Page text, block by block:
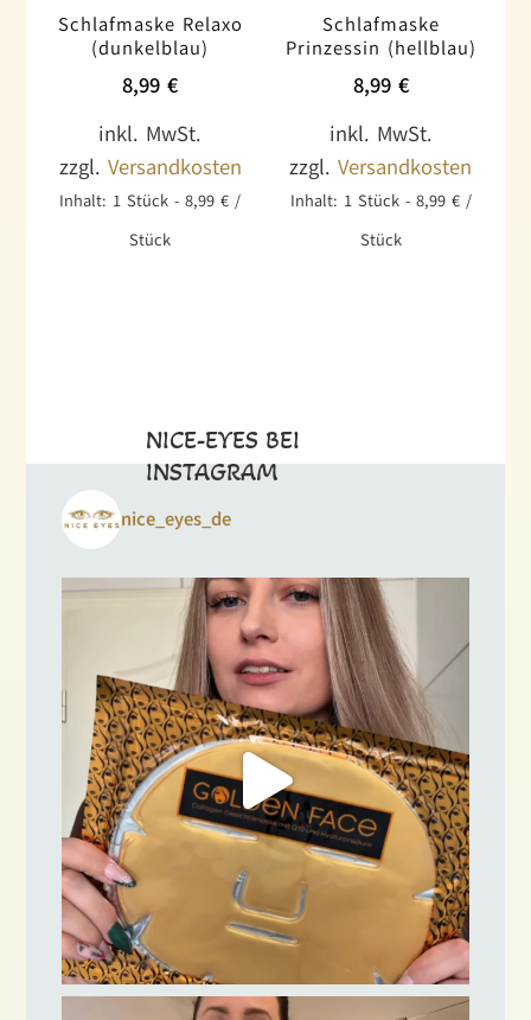
Schlafmaske Relaxo
(dunkelblau)
8,99€
inkl. MwSt.
zzgl. Versandkosten
Inhalt: 1Stück -8,99€ /
Stück
Schlafmaske
Prinzessin (hellblau)
8,99 €
inkl. MwSt.
zzgl.Versandkosten
Inhalt: 1 Stück- 8,99 €/
Stück
NICE-EYES BEI
INSTAGRAM
nice_eyes_de